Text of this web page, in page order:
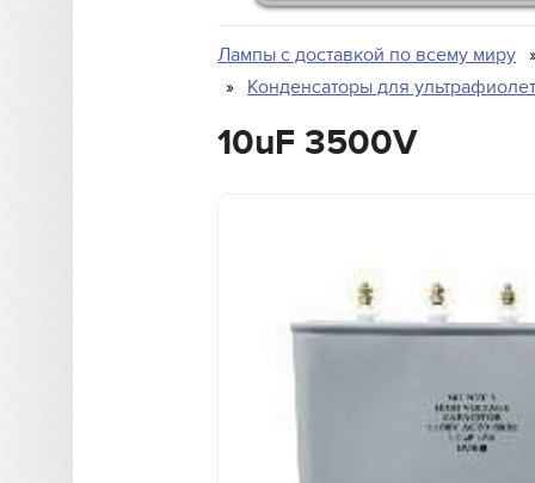
Лампы с доставкой по всему миру
Конденсаторы для
10uF 3500V